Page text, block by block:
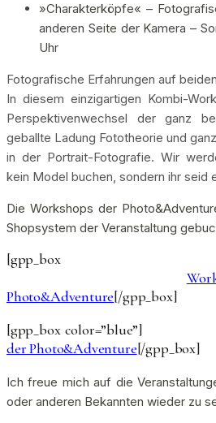
»Charakterköpfe« –
anderen Seite der Kamera –
Uhr
Fotografische Erfahrungen auf
In diesem einzigartigen Kombi-
Perspektivenwechsel der ganz
geballte Ladung Fototheorie und
in der Portrait-Fotografie. Wir
kein Model buchen, sondern ihr seid
Die Workshops der
Shopsystem der Veranstaltung
[gpp_box
Photo&Adventure[/gpp_box]
[gpp_box color=”blue”] [gpp_icon
der Photo&Adventure[/gpp_box]
Ich freue mich auf die
oder anderen Bekannten wieder zu